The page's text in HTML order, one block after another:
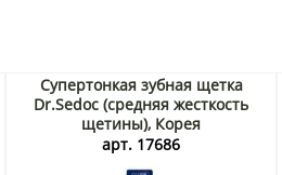
Супертонкая зубная щетка
Dr.Sedoc (средняя жесткость
щетины), Корея
арт. 17686